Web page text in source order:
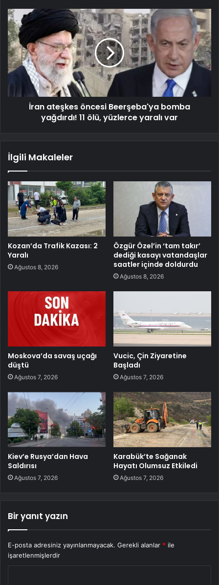
İran ateşkes öncesi Beerşeba'ya bomba
yağdırdı! 11 ölü, yüzlerce yaralı var
İlgili Makaleler
Kozan’da Trafik Kazası: 2
Yaralı
Ağustos 8, 2026
Özgür Özel’in ‘tam takır’
dediği kasayı vatandaşlar
saatler içinde doldurdu
Ağustos 8, 2026
Moskova’da savaş uçağı
düştü
Ağustos 7, 2026
Vucic, Çin Ziyaretine
Başladı
Ağustos 7, 2026
Kiev’e Rusya’dan Hava
Saldırısı
Ağustos 7, 2026
Karabük’te Sağanak
Hayatı Olumsuz Etkiledi
Ağustos 7, 2026
Bir yanıt yazın
E-posta adresiniz yayınlanmayacak. Gerekli alanlar * ile
işaretlenmişlerdir